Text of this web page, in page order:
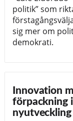
politik” som
sig mer om
demokrati.
Innovation
förpackning
nyutveckling